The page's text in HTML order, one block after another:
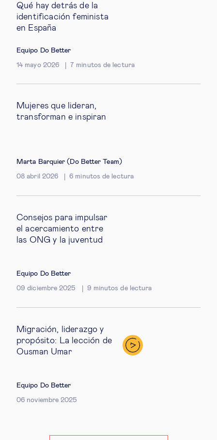
Qué hay detrás de la
identificación feminista
en España
Equipo Do Better
14 mayo 2026 7 minutos de lectura
Mujeres que lideran,
transforman e inspiran
Marta Barquier (Do Better Team)
08 abril 2026 6 minutos de lectura
Consejos para impulsar
el acercamiento entre
las ONG y la juventud
Equipo Do Better
09 diciembre 2025 9 minutos de lectura
Migración, liderazgo y
propósito: La lección de
Ousman Umar
Equipo Do Better
06 noviembre 2025